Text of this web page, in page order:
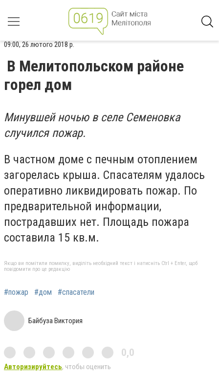
09:00, 26 лютого 2018 р.
В Мелитопольском районе
горел дом
Минувшей ночью в селе Семеновка
случился пожар.
В частном доме с печным отоплением
загорелась крыша. Спасателям удалось
оперативно ликвидировать пожар. По
предварительной информации,
пострадавших нет. Площадь пожара
составила 15 кв.м.
Якщо ви помітили помилку, виділіть необхідний текст і натисніть Ctrl + Enter, щоб
повідомити про це редакцію
#пожар #дом #спасатели
Байбуза Виктория
0,0
Авторизируйтесь, чтобы оценить